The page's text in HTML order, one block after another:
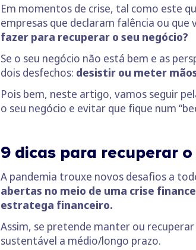
Em momentos de crise, tal como este
empresas que declaram falência ou
fazer para recuperar o seu negócio?
Se o seu negócio não está bem e as
dois desfechos: desistir ou meter
Pois bem, neste artigo, vamos seguir
o seu negócio e evitar que fique num
9 dicas para recuperar
A pandemia trouxe novos desafios a
abertas no meio de uma crise
estratega financeiro.
Assim, se pretende manter ou
sustentável a médio/longo prazo.